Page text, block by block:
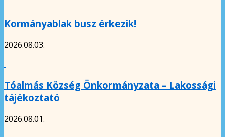
Kormányablak busz érkezik!
2026.08.03.
Tóalmás Község Önkormányzata – Lakossági
tájékoztató
2026.08.01.